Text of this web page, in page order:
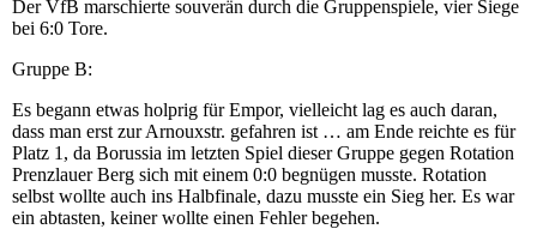
Der VfB marschierte souverän durch die Gruppenspiele, vier Siege
bei 6:0 Tore.
Gruppe B:
Es begann etwas holprig für Empor, vielleicht lag es auch daran,
dass man erst zur Arnouxstr. gefahren ist … am Ende reichte es für
Platz 1, da Borussia im letzten Spiel dieser Gruppe gegen Rotation
Prenzlauer Berg sich mit einem 0:0 begnügen musste. Rotation
selbst wollte auch ins Halbfinale, dazu musste ein Sieg her. Es war
ein abtasten, keiner wollte einen Fehler begehen.